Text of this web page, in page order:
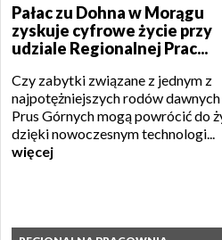
Pałac zu Dohna w Morągu
zyskuje cyfrowe życie przy
udziale Regionalnej Prac...
Czy zabytki związane z jednym z
najpotężniejszych rodów dawnych
Prus Górnych mogą powrócić do
dzięki nowoczesnym technologi...
więcej